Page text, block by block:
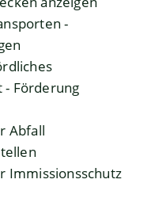
-
Förderung
Abfall
Immissionsschutz